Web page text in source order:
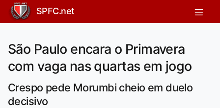
SPFC.net
São Paulo encara o Primavera
com vaga nas quartas em jogo
Crespo pede Morumbi cheio em duelo
decisivo